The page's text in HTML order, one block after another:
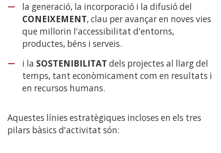
la generació, la incorporació i la difusió del
CONEIXEMENT, clau per avançar en noves vies
que millorin l'accessibilitat d'entorns,
productes, béns i serveis.
i la SOSTENIBILITAT dels projectes al llarg del
temps, tant econòmicament com en resultats i
en recursos humans.
Aquestes línies estratègiques incloses en els tres
pilars bàsics d'activitat són: